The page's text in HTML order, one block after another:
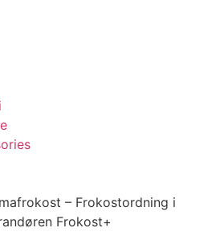
– Frokostordning i
Frokost+